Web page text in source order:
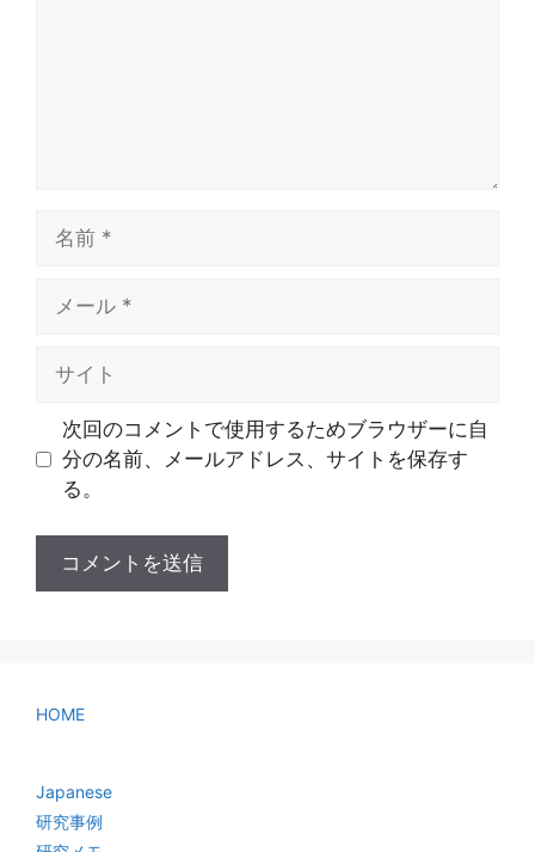
次回のコメントで使用するためブラウザーに自
分の名前、メールアドレス、サイトを保存す
る。
HOME
Japanese
研究事例